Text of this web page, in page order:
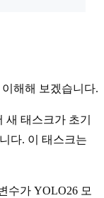
해해 보겠습니다.
새 태스크가 초기
다. 이 태스크는
수가 YOLO26 모